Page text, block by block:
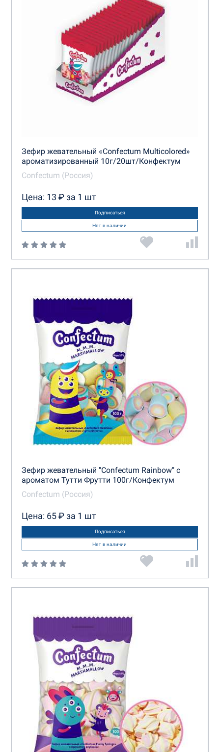
Зефир жевательный «Confectum Multicolored»
ароматизированный 10г/20шт/Конфектум
Confectum (Россия)
Цена: 13 ₽ за 1 шт
Подписаться
Нет в наличии
Зефир жевательный "Confectum Rainbow" с
ароматом Тутти Фрутти 100г/Конфектум
Confectum (Россия)
Цена: 65 ₽ за 1 шт
Подписаться
Нет в наличии